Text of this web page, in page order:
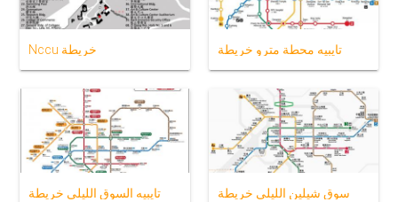
Nccu خريطة تايبيه محطة مترو خريطة
تايبيه السوق الليلي خريطة سوق شيلين الليلي خريطة